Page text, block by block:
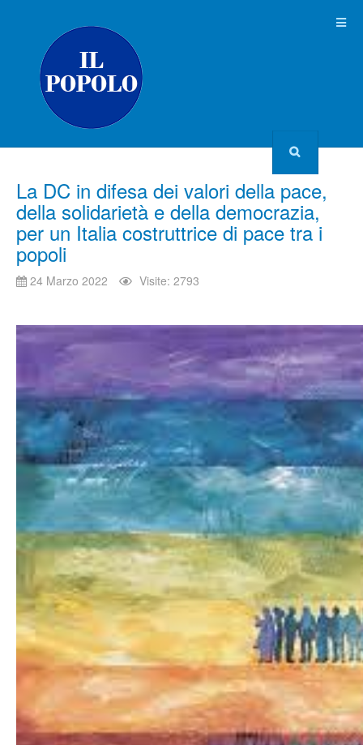
La DC in difesa dei valori della pace,
della solidarietà e della democrazia,
per un Italia costruttrice di pace tra i
popoli
24 Marzo 2022 Visite: 2793